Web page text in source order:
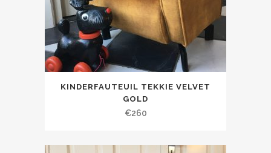
KINDERFAUTEUIL TEKKIE VELVET
GOLD
€260